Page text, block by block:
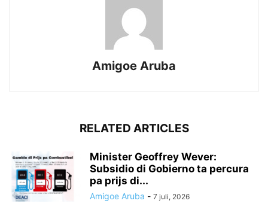
Amigoe Aruba
RELATED ARTICLES
Minister Geoffrey Wever:
Subsidio di Gobierno ta percura
pa prijs di...
Amigoe Aruba - 7 juli, 2026